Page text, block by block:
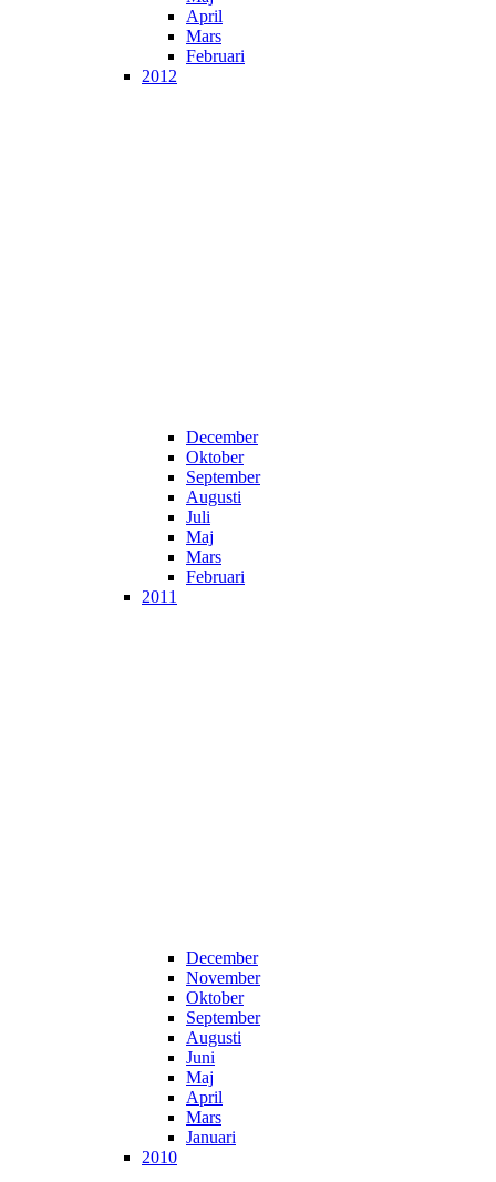
April
Mars
Februari
2012
December
Oktober
September
Augusti
Juli
Maj
Mars
Februari
2011
December
November
Oktober
September
Augusti
Juni
Maj
April
Mars
Januari
2010